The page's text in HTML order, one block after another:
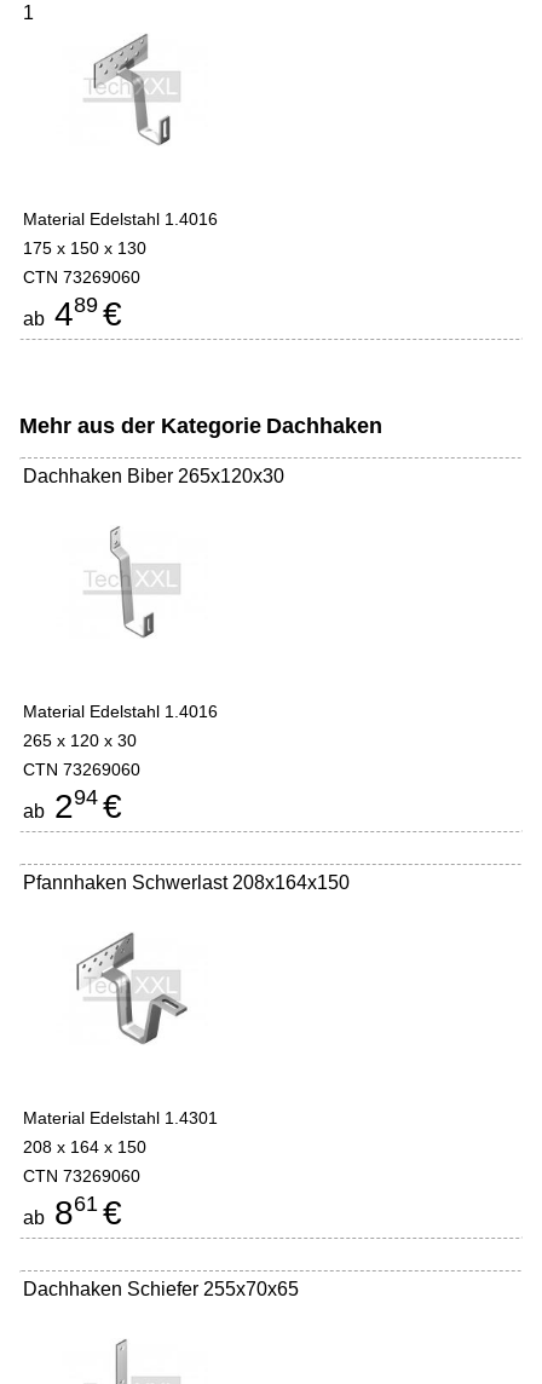
1
Material Edelstahl 1.4016
175 x 150 x 130
CTN 73269060
ab 489 €
Mehr aus der Kategorie Dachhaken
Dachhaken Biber 265x120x30
Material Edelstahl 1.4016
265 x 120 x 30
CTN 73269060
ab 294 €
Pfannhaken Schwerlast 208x164x150
Material Edelstahl 1.4301
208 x 164 x 150
CTN 73269060
ab 861 €
Dachhaken Schiefer 255x70x65